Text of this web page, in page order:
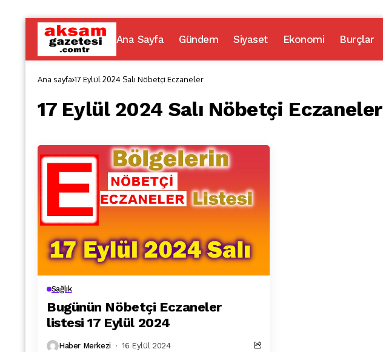
Ana Sayfa Gündem Siyaset Ekonomi Burçlar
Ana sayfa 17 Eylül 2024 Salı Nöbetçi Eczaneler
17 Eylül 2024 Salı Nöbetçi Eczaneler
Sağlık
Bugünün Nöbetçi Eczaneler
listesi 17 Eylül 2024
Haber Merkezi 16 Eylül 2024